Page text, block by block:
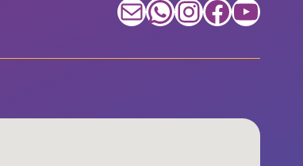
E-mail WhatsApp InstagramFacebook Youtube